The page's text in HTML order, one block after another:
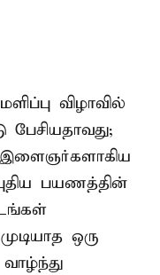
விழாவில்
இளைஞர்களாகிய
பயணத்தின்
ஒரு